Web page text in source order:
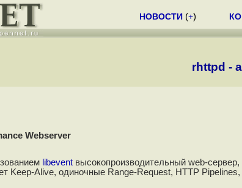
НОВОСТИ (+)
rhttpd -
Webserver
libeventвысокопроизводительный web-сервер,
Keep-Alive, одиночные Range-Request, HTTP